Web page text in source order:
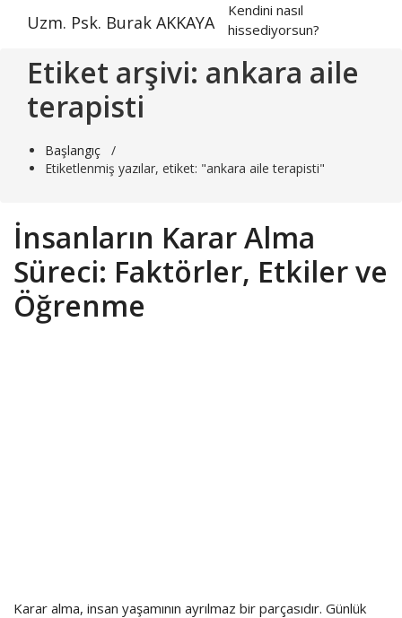
Uzm. Psk. Burak AKKAYA
Kendini nasıl
hissediyorsun?
Etiket arşivi: ankara aile
terapisti
Başlangıç /
Etiketlenmiş yazılar, etiket: "ankara aile terapisti"
İnsanların Karar Alma
Süreci: Faktörler, Etkiler ve
Öğrenme
Karar alma, insan yaşamının ayrılmaz bir parçasıdır. Günlük